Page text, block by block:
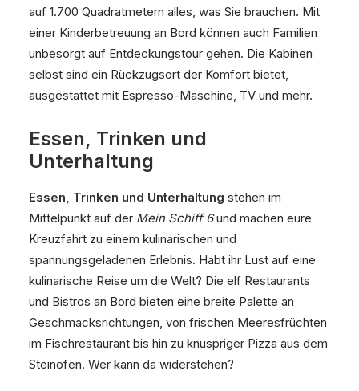
auf 1.700 Quadratmetern alles, was Sie brauchen. Mit
einer Kinderbetreuung an Bord können auch Familien
unbesorgt auf Entdeckungstour gehen. Die Kabinen
selbst sind ein Rückzugsort der Komfort bietet,
ausgestattet mit Espresso-Maschine, TV und mehr.
Essen, Trinken und
Unterhaltung
Essen, Trinken und Unterhaltung stehen im
Mittelpunkt auf der Mein Schiff 6und machen eure
Kreuzfahrt zu einem kulinarischen und
spannungsgeladenen Erlebnis. Habt ihr Lust auf eine
kulinarische Reise um die Welt? Die elf Restaurants
und Bistros an Bord bieten eine breite Palette an
Geschmacksrichtungen, von frischen Meeresfrüchten
im Fischrestaurant bis hin zu knuspriger Pizza aus dem
Steinofen. Wer kann da widerstehen?